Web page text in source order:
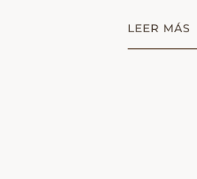
LEER MÁS